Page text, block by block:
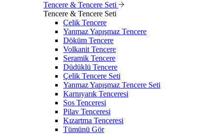
Tencere & Tencere Seti
Tencere & Tencere Seti
Çelik Tencere
Yanmaz Yapışmaz Tencere
Döküm Tencere
Volkanit Tencere
Seramik Tencere
Düdüklü Tencere
Çelik Tencere Seti
Yanmaz Yapışmaz Tencere Seti
Karnıyarık Tenceresi
Sos Tenceresi
Pilav Tenceresi
Kızartma Tenceresi
Tümünü Gör